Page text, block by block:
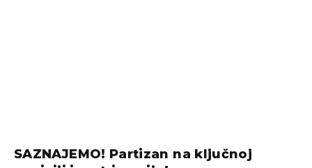
SAZNAJEMO! Partizan na ključnoj